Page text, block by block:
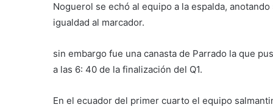
Noguerol se echó al equipo a la espalda,
igualdad al marcador.
sin embargo fue una canasta de Parrado la que
a las 6: 40 de la finalización del Q1.
En el ecuador del primer cuarto el equipo